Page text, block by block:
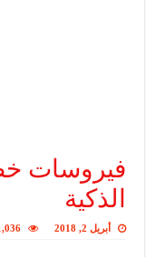
فيروسات
الذكية
أبريل 2, 2018 1,036